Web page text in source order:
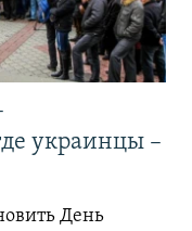
украинцы –
День